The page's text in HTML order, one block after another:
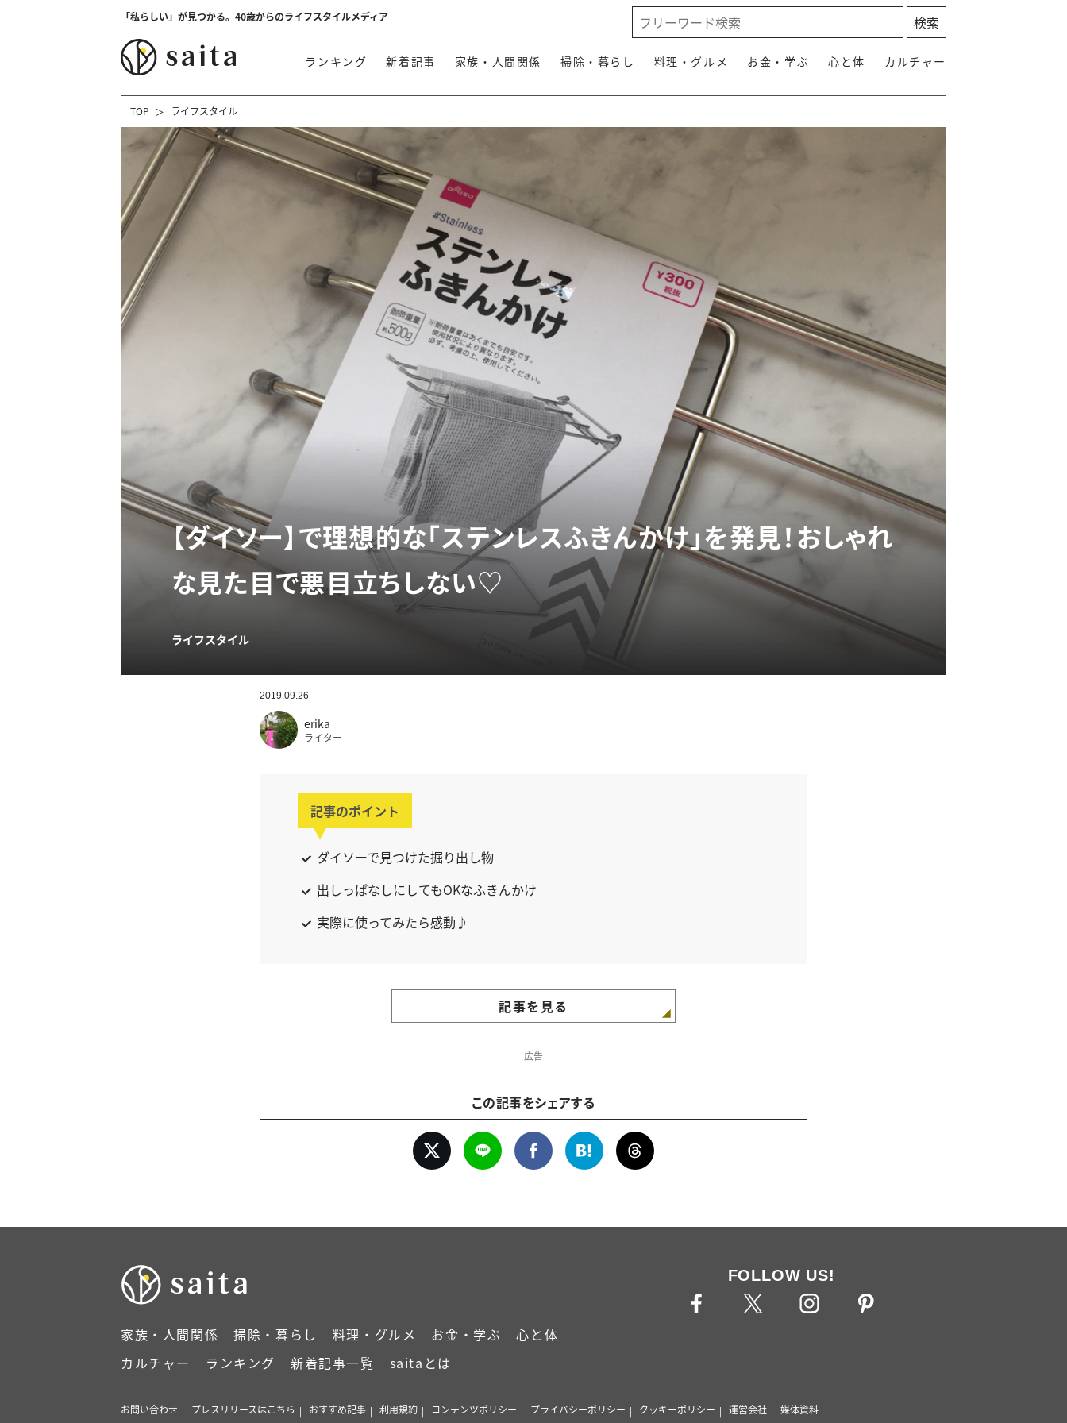
「私らしい」が見つかる。40歳からのライフスタイルメディア
ランキング 新着記事 家族・人間関係 掃除・暮らし 料理・グルメ お金・学ぶ 心と体 カルチャー
TOP ライフスタイル
【ダイソー】で理想的な「ステンレスふきんかけ」を発見！おしゃれ
な見た目で悪目立ちしない♡
ライフスタイル
2019.09.26
erika
ライター
記事のポイント
ダイソーで見つけた掘り出し物
出しっぱなしにしてもOKなふきんかけ
実際に使ってみたら感動♪
記事を見る
広告
この記事をシェアする
家族・人間関係 掃除・暮らし 料理・グルメ お金・学ぶ
心と体
カルチャー
ランキング 新着記事一覧 saitaとは
FOLLOW US!
お問い合わせ プレスリリースはこちら おすすめ記事 利用規約 コンテンツポリシー プライバシーポリシー クッキーポリシー 運営会社 媒体資料